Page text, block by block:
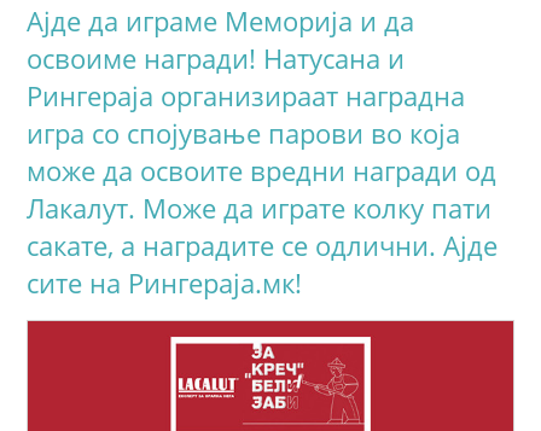
Ајде да играме Меморија и да
освоиме награди! Натусана и
Рингераја организираат наградна
игра со спојување парови во која
може да освоите вредни награди од
Лакалут. Може да играте колку пати
сакате, а наградите се одлични. Ајде
сите на Рингераја.мк!